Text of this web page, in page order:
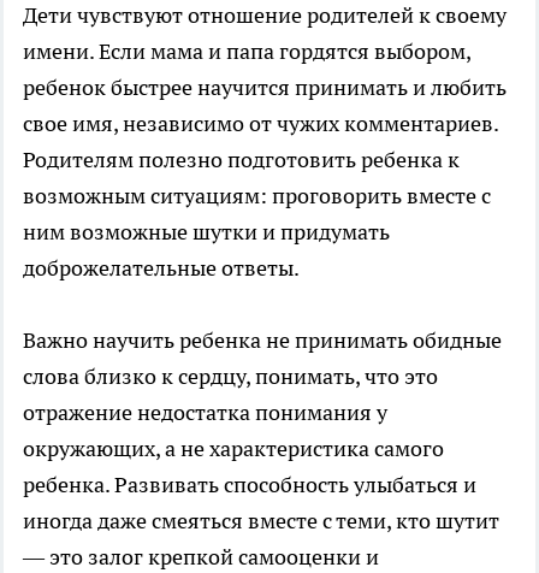
Дети чувствуют отношение родителей к своему
имени. Если мама и папа гордятся выбором,
ребенок быстрее научится принимать и любить
свое имя, независимо от чужих комментариев.
Родителям полезно подготовить ребенка к
возможным ситуациям: проговорить вместе с
ним возможные шутки и придумать
доброжелательные ответы.
Важно научить ребенка не принимать обидные
слова близко к сердцу, понимать, что это
отражение недостатка понимания у
окружающих, а не характеристика самого
ребенка. Развивать способность улыбаться и
иногда даже смеяться вместе с теми, кто шутит
— это залог крепкой самооценки и